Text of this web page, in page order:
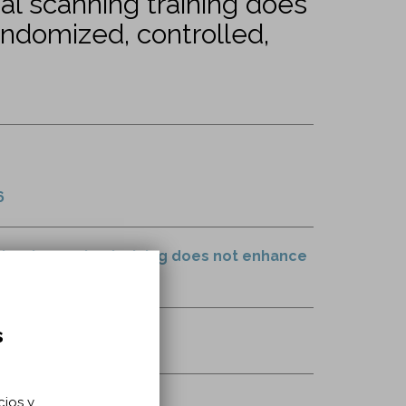
controlled,
scanning training does not enhance
y